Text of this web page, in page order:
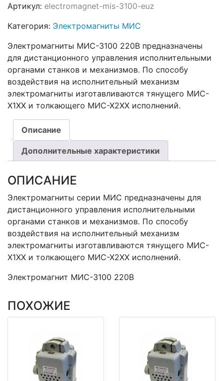
Артикул: electromagnet-mis-3100-euz
Категория: Электромагниты МИС
Электромагниты МИС-3100 220В предназначены
для дистанционного управления исполнительными
органами станков и механизмов. По способу
воздействия на исполнительный механизм
электромагниты изготавливаются тянущего МИС-
Х1ХХ и толкающего МИС-Х2ХХ исполнений.
Описание
Дополнительные характеристики
ОПИСАНИЕ
Электромагниты серии МИС предназначены для
дистанционного управления исполнительными
органами станков и механизмов. По способу
воздействия на исполнительный механизм
электромагниты изготавливаются тянущего МИС-
Х1ХХ и толкающего МИС-Х2ХХ исполнений.
Электромагнит МИС-3100 220В
ПОХОЖИЕ